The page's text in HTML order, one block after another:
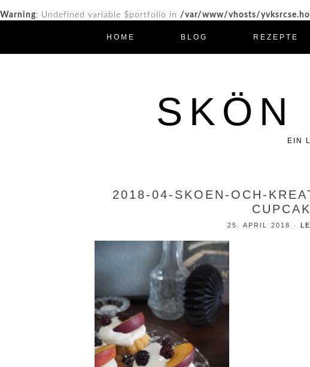
Warning: Undefined variable $portfolio in /var/www/vhosts/
HOME BLOG REZEPTE
SKÖN
EIN
2018-04-SKOEN-OCH-
25. APRIL 2018 ·